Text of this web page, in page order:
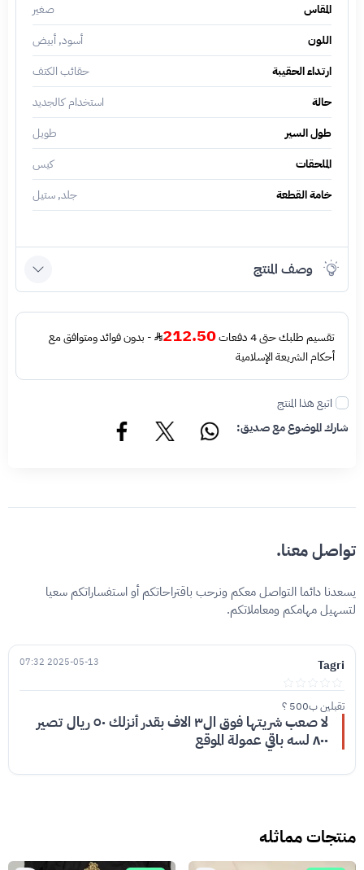
المقاس
صغير
اللون
أسود, أبيض
ارتداء الحقيبة
حقائب الكتف
حالة
استخدام كالجديد
طول السير
طويل
الملحقات
كيس
خامة القطعة
جلد, ستيل
وصف المنتج
تقسيم طلبك حتى 4 دفعات 212.50
- بدون فوائد ومتوافق مع
أحكام الشريعة الإسلامية
اتبع هذا المنتج
شارك الموضوع مع صديق:
تواصل معنا.
يسعدنا دائما التواصل معكم ونرحب باقتراحاتكم أو استفساراتكم سعيا
لتسهيل مهامكم ومعاملاتكم.
Tagri
2025-05-13 07:32
تقبلين ب500 ؟
لا صعب شريتها فوق ال٣ الاف بقدر أنزلك ٥٠ ريال تصير
٨٠٠ لسه باقي عمولة الموقع
منتجات مماثله